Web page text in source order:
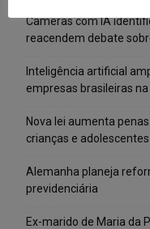
Câmeras com IA
reacendem debate
Inteligência artificial
empresas brasileiras
Nova lei aumenta
crianças e
Alemanha planeja
previdenciária
Ex-marido de Maria da